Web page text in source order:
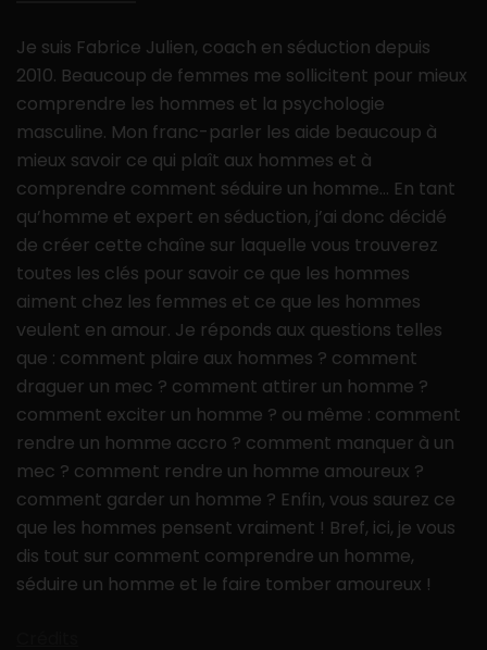
Je suis Fabrice Julien, coach en séduction depuis
2010. Beaucoup de femmes me sollicitent pour mieux
comprendre les hommes et la psychologie
masculine. Mon franc-parler les aide beaucoup à
mieux savoir ce qui plaît aux hommes et à
comprendre comment séduire un homme… En tant
qu’homme et expert en séduction, j’ai donc décidé
de créer cette chaîne sur laquelle vous trouverez
toutes les clés pour savoir ce que les hommes
aiment chez les femmes et ce que les hommes
veulent en amour. Je réponds aux questions telles
que : comment plaire aux hommes ? comment
draguer un mec ? comment attirer un homme ?
comment exciter un homme ? ou même : comment
rendre un homme accro ? comment manquer à un
mec ? comment rendre un homme amoureux ?
comment garder un homme ? Enfin, vous saurez ce
que les hommes pensent vraiment ! Bref, ici, je vous
dis tout sur comment comprendre un homme,
séduire un homme et le faire tomber amoureux !